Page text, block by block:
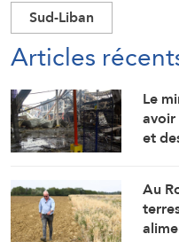
Sud-Liban
Articles
Le
et
Au